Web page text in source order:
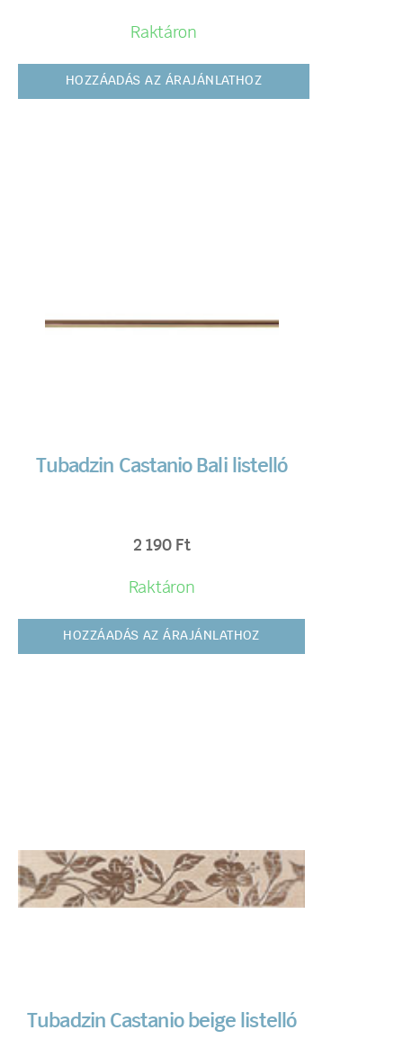
Raktáron
HOZZÁADÁS AZ ÁRAJÁNLATHOZ
Tubadzin Castanio Bali listelló
2 190 Ft
Raktáron
HOZZÁADÁS AZ ÁRAJÁNLATHOZ
Tubadzin Castanio beige listelló